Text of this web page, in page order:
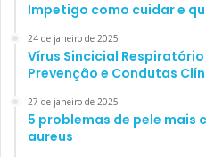
Impetigo como cuidar e
24 de janeiro de 2025
Vírus Sincicial
Prevenção e Condutas
27 de janeiro de 2025
5 problemas de pele mais
aureus